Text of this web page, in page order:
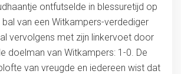
ontfutselde in blessuretijd op
van een Witkampers-verdediger
vervolgens met zijn linkervoet door
doelman van Witkampers: 1-0. De
van vreugde en iedereen wist dat